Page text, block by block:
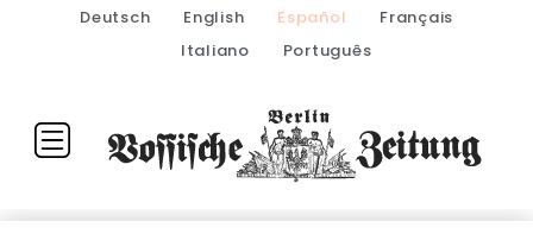
Deutsch English Español
Français
Italiano
Português